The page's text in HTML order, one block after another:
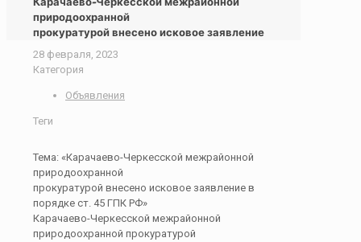
природоохранной
прокуратурой внесено исковое заявление
28 февраля, 2023
Категория
Объявления
Теги
Тема: «Карачаево-Черкесской межрайонной
природоохранной
прокуратурой внесено исковое заявление в
порядке ст. 45 ГПК РФ»
Карачаево-Черкесской межрайонной
природоохранной прокуратурой